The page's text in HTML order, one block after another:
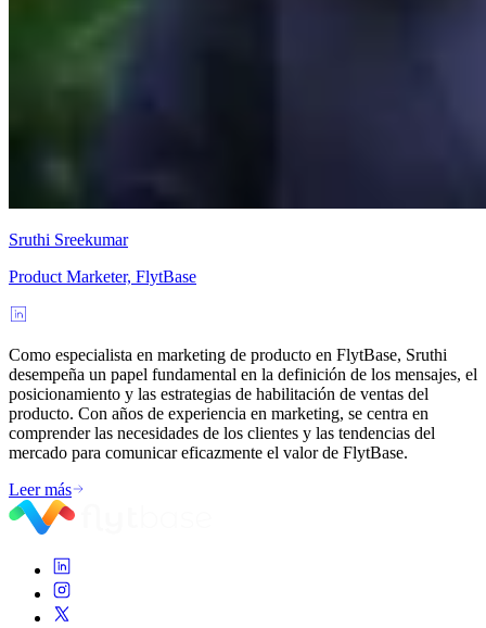
Sruthi Sreekumar
Product Marketer, FlytBase
Como especialista en marketing de producto en FlytBase, Sruthi
desempeña un papel fundamental en la definición de los mensajes, el
posicionamiento y las estrategias de habilitación de ventas del
producto. Con años de experiencia en marketing, se centra en
comprender las necesidades de los clientes y las tendencias del
mercado para comunicar eficazmente el valor de FlytBase.
Leer más